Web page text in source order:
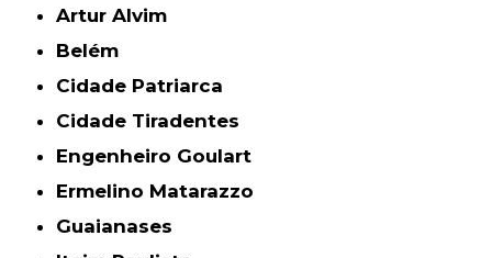
Artur Alvim
Belém
Cidade Patriarca
Cidade Tiradentes
Engenheiro Goulart
Ermelino Matarazzo
Guaianases